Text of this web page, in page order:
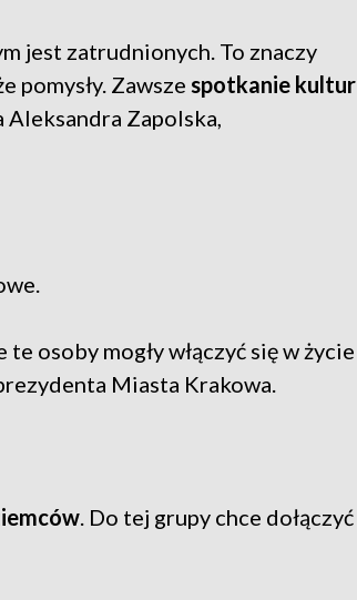
jest zatrudnionych. To znaczy
pomysły. Zawsze spotkanie kultur
Aleksandra Zapolska,
osoby mogły włączyć się w życie
Miasta Krakowa.
. Do tej grupy chce dołączyć